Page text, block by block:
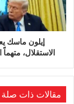
المتقدمة
ومن المتوقع
مقبلة لمنظمة
لمفاوضات
تصعيد إضافي.
إيلون ماسك
الاستقلال، متهماً
مقالات ذات صلة